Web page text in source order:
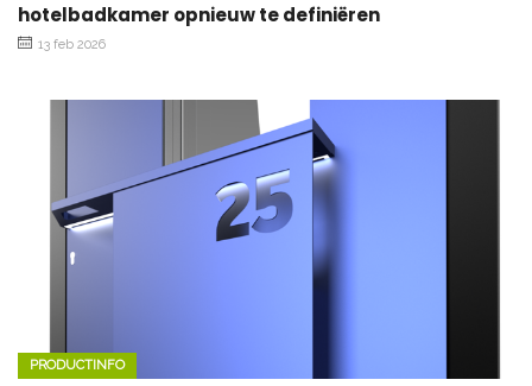
hotelbadkamer opnieuw te definiëren
13 feb 2026
PRODUCTINFO